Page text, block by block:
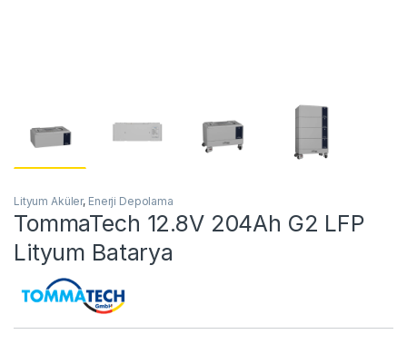
Lityum Aküler, Enerji Depolama
TommaTech 12.8V 204Ah G2 LFP
Lityum Batarya